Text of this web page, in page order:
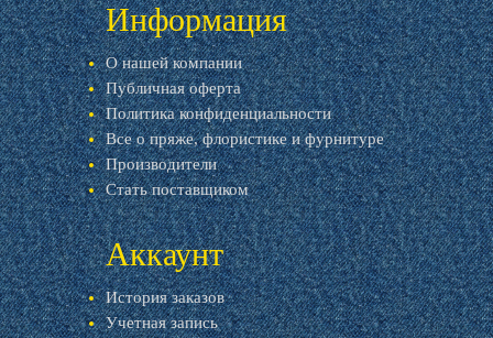
Информация
О нашей компании
Публичная оферта
Политика конфиденциальности
Все о пряже, флористике и фурнитуре
Производители
Стать поставщиком
Аккаунт
История заказов
Учетная запись